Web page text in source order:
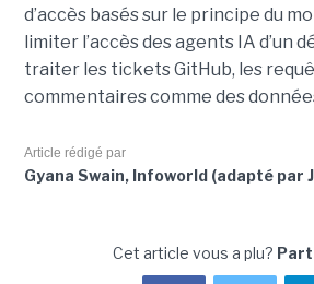
d’accès basés sur le principe du
limiter l’accès des agents IA d’un
traiter les tickets GitHub, les
commentaires comme des
Article rédigé par
Gyana Swain, Infoworld (adapté par
Cet article vous a plu?